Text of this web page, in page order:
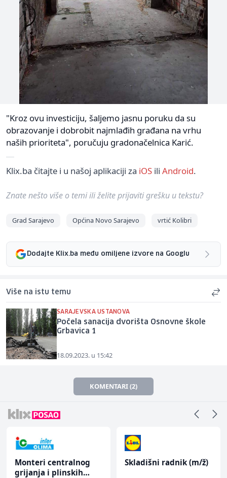
"Kroz ovu investiciju, šaljemo jasnu poruku da su
obrazovanje i dobrobit najmlađih građana na vrhu
naših prioriteta", poručuju gradonačelnica Karić.
Klix.ba čitajte i u našoj aplikaciji za iOS ili Android.
Znate nešto više o temi ili želite prijaviti grešku u tekstu?
Grad Sarajevo Općina Novo Sarajevo vrtić Kolibri
Dodajte Klix.ba među omiljene izvore na Googlu
Više na istu temu
SARAJEVSKA USTANOVA
Počela sanacija dvorišta Osnovne škole
Grbavica 1
18.09.2023. u 15:42
KOMENTARI (2)
Monteri centralnog
grijanja i plinskih
Skladišni radnik (m/ž)